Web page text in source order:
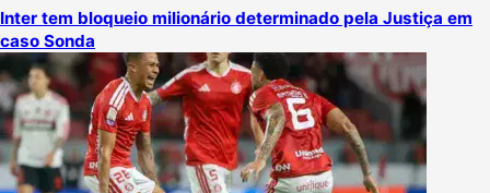
Inter tem bloqueio milionário determinado pela Justiça em
caso Sonda